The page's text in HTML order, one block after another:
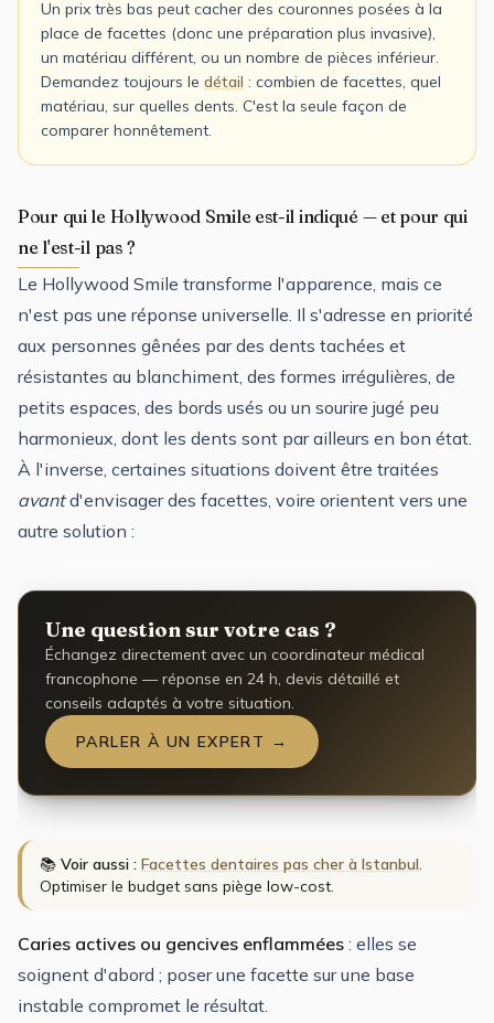
Un prix très bas peut cacher des couronnes posées à la
place de facettes (donc une préparation plus invasive),
un matériau différent, ou un nombre de pièces inférieur.
Demandez toujours le détail : combien de facettes, quel
matériau, sur quelles dents. C'est la seule façon de
comparer honnêtement.
Pour qui le Hollywood Smile est-il indiqué — et pour qui
ne l'est-il pas ?
Le Hollywood Smile transforme l'apparence, mais ce
n'est pas une réponse universelle. Il s'adresse en priorité
aux personnes gênées par des dents tachées et
résistantes au blanchiment, des formes irrégulières, de
petits espaces, des bords usés ou un sourire jugé peu
harmonieux, dont les dents sont par ailleurs en bon état.
À l'inverse, certaines situations doivent être traitées
avantd'envisager des facettes, voire orientent vers une
autre solution :
Une question sur votre cas ?
Échangez directement avec un coordinateur médical
francophone — réponse en 24 h, devis détaillé et
conseils adaptés à votre situation.
PARLER À UN EXPERT →
📚 Voir aussi : Facettes dentaires pas cher à Istanbul.
Optimiser le budget sans piège low-cost.
Caries actives ou gencives enflammées : elles se
soignent d'abord ; poser une facette sur une base
instable compromet le résultat.